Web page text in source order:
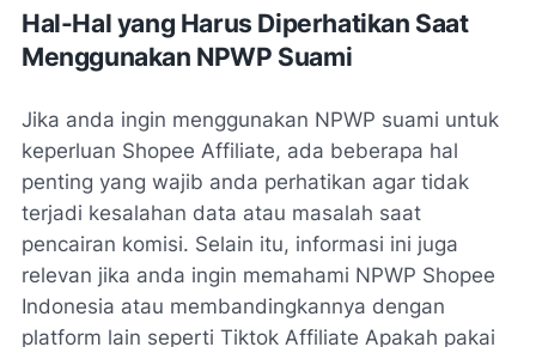
Hal-Hal yang Harus Diperhatikan Saat
Menggunakan NPWP Suami
Jika anda ingin menggunakan NPWP suami untuk
keperluan Shopee Affiliate, ada beberapa hal
penting yang wajib anda perhatikan agar tidak
terjadi kesalahan data atau masalah saat
pencairan komisi. Selain itu, informasi ini juga
relevan jika anda ingin memahami NPWP Shopee
Indonesia atau membandingkannya dengan
platform lain seperti Tiktok Affiliate Apakah pakai